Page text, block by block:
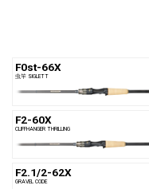
F0st-66X
虫竿 SIGLETT
F2-60X
CLIFFHANGER THRILLING
F2.1/2-62X
GRAVEL CODE